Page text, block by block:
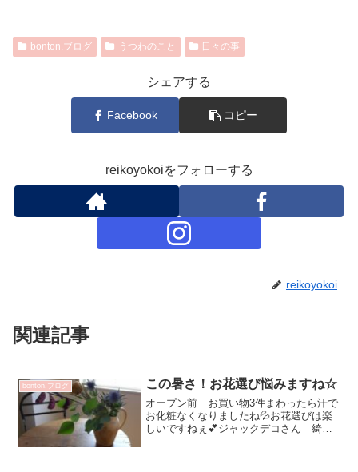
bonton.ブログ うつわのこと 日々の事
シェアする
Facebook コピー
reikoyokoiをフォローする
reikoyokoi
関連記事
bonton.ブログ この暑さ！お花選び悩みますね☆
オープン前 お買い物3件まわったら汗で
お化粧なくなりましたね💦お花選びは楽
しいですねぇ💕ジャックデコさん 綺麗